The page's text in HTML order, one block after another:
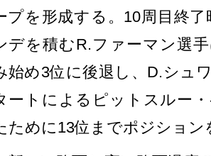
プを形成する。10周目終
デを積むR.ファーマン選
始め3位に後退し、D.シュ
ートによるピットスルー
ために13位までポジション